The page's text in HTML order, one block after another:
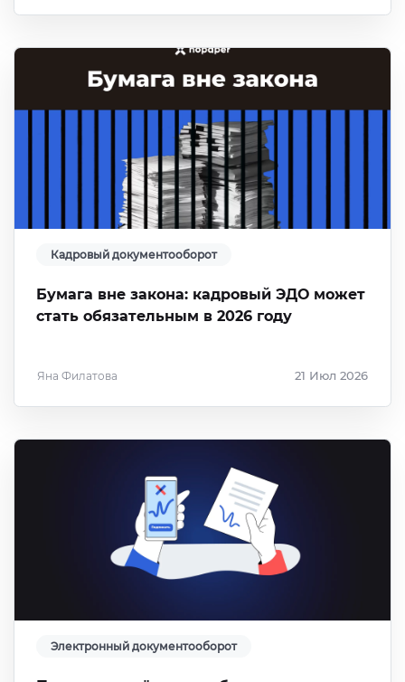
Кадровый документооборот
Бумага вне закона: кадровый ЭДО может
стать обязательным в 2026 году
Яна Филатова 21 Июл 2026
Электронный документооборот